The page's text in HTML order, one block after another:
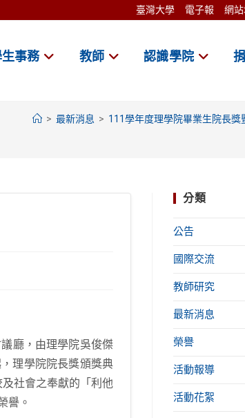
臺灣大學 電子報 網站
生事務 教師 認識學院
> 最新消息 > 111學年度理學院畢業生院長獎
廳，由理學院吳俊傑
理學院院長獎頒獎典
社會之奉獻的「利他
譽。
分類
公告
國際交流
教師研究
最新消息
榮譽
活動報導
活動花絮